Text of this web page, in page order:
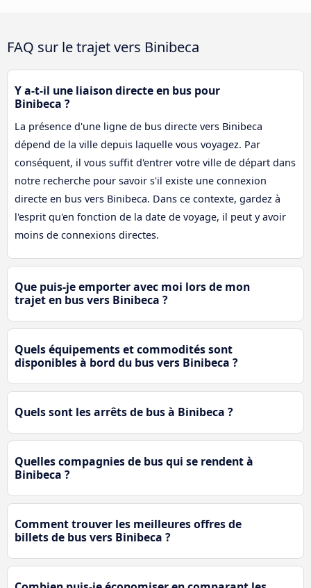
FAQ sur le trajet vers Binibeca
Y a-t-il une liaison directe en bus pour
Binibeca ?
La présence d'une ligne de bus directe vers Binibeca
dépend de la ville depuis laquelle vous voyagez. Par
conséquent, il vous suffit d'entrer votre ville de départ dans
notre recherche pour savoir s'il existe une connexion
directe en bus vers Binibeca. Dans ce contexte, gardez à
l'esprit qu'en fonction de la date de voyage, il peut y avoir
moins de connexions directes.
Que puis-je emporter avec moi lors de mon
trajet en bus vers Binibeca ?
Quels équipements et commodités sont
disponibles à bord du bus vers Binibeca ?
Quels sont les arrêts de bus à Binibeca ?
Quelles compagnies de bus qui se rendent à
Binibeca ?
Comment trouver les meilleures offres de
billets de bus vers Binibeca ?